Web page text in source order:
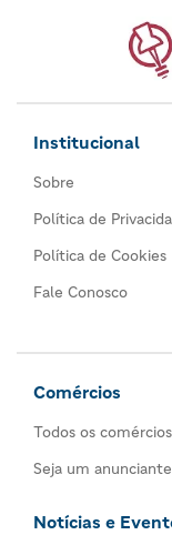
Institucional
Sobre
Política de
Política de Cookies
Fale Conosco
Comércios
Todos os comércios
Seja um anunciante
Notícias e